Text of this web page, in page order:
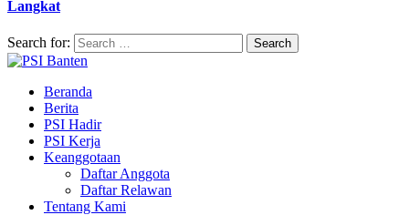
Langkat
Search for:
Beranda
Berita
PSI Hadir
PSI Kerja
Keanggotaan
Daftar Anggota
Daftar Relawan
Tentang Kami